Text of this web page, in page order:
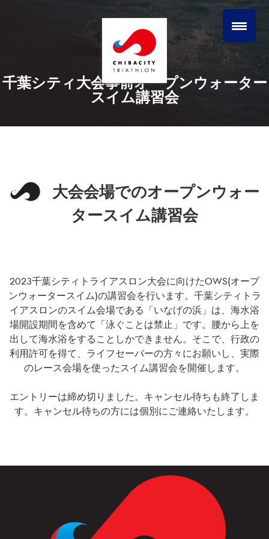
千葉シティ大会事前オープンウォーター
スイム講習会
大会会場でのオープンウォー
タースイム講習会
2023千葉シティトライアスロン大会に向けたOWS(オープ
ンウォータースイム)の講習会を行います。千葉シティトラ
イアスロンのスイム会場である「いなげの浜」は、海水浴
場開設期間を含めて「泳ぐことは禁止」です。腰から上を
出して海水浴をすることしかできません。そこで、行政の
利用許可を得て、ライフセーバーの方々にお願いし、実際
のレース会場を使ったスイム講習会を開催します。
エントリーは締め切りました。キャンセル待ちも終了しま
す。キャンセル待ちの方には個別にご連絡いたします。